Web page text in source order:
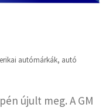
autómárkák, autó
újult meg. A GM